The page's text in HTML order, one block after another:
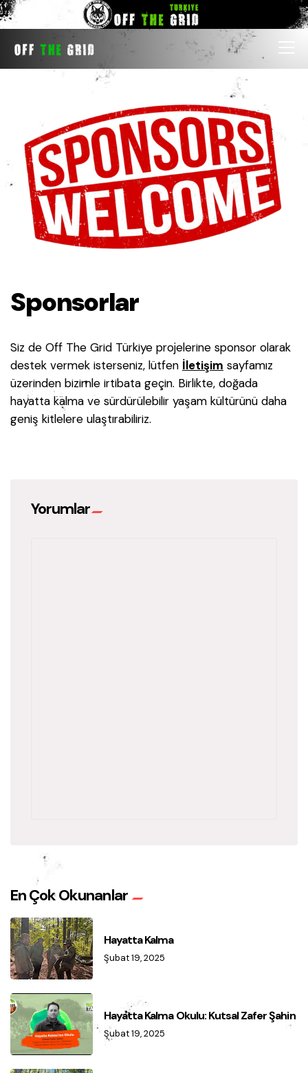
Sponsorlar
Siz de Off The Grid Türkiye projelerine sponsor olarak
destek vermek isterseniz, lütfen İletişim sayfamız
üzerinden bizimle irtibata geçin. Birlikte, doğada
hayatta kalma ve sürdürülebilir yaşam kültürünü daha
geniş kitlelere ulaştırabiliriz.
Yorumlar
En Çok Okunanlar
Hayatta Kalma
Şubat 19, 2025
Hayatta Kalma Okulu: Kutsal Zafer Şahin
Şubat 19, 2025